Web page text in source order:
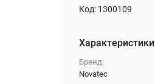
Код: 1300109
Характеристики
Бренд:
Novatec